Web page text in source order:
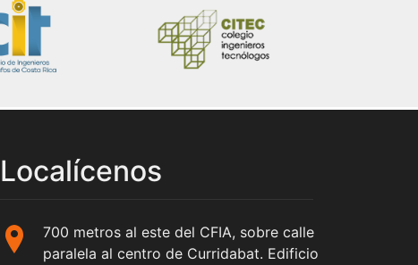
Localícenos
700 metros al este del CFIA, sobre calle
paralela al centro de Curridabat. Edificio